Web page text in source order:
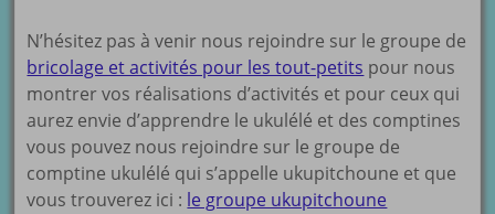
N’hésitez pas à venir nous rejoindre sur le groupe de
bricolage et activités pour les tout-petits pour nous
montrer vos réalisations d’activités et pour ceux qui
aurez envie d’apprendre le ukulélé et des comptines
vous pouvez nous rejoindre sur le groupe de
comptine ukulélé qui s’appelle ukupitchoune et que
vous trouverez ici : le groupe ukupitchoune